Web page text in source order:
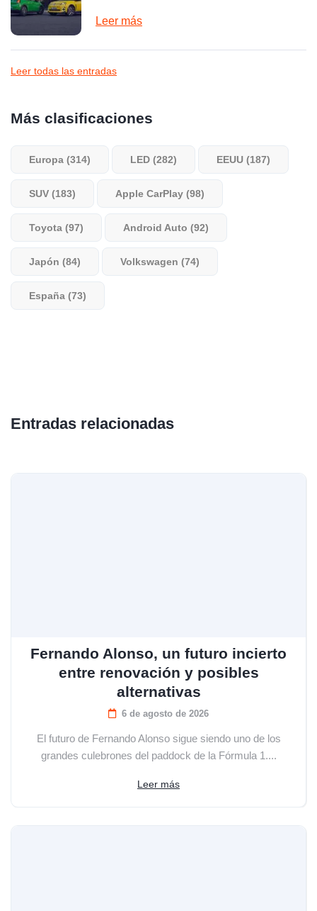
Leer más
Leer todas las entradas
Más clasificaciones
Europa (314) LED (282) EEUU (187)
SUV (183) Apple CarPlay (98)
Toyota (97) Android Auto (92)
Japón (84) Volkswagen (74)
España (73)
Entradas relacionadas
Fernando Alonso, un futuro incierto
entre renovación y posibles
alternativas
6 de agosto de 2026
El futuro de Fernando Alonso sigue siendo uno de los
grandes culebrones del paddock de la Fórmula 1....
Leer más